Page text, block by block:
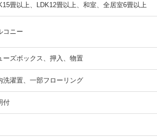
畳以上、LDK12畳以上、和室、全居室6畳以上
コニー
ーズボックス、押入、物置
洗濯置、一部フローリング
付